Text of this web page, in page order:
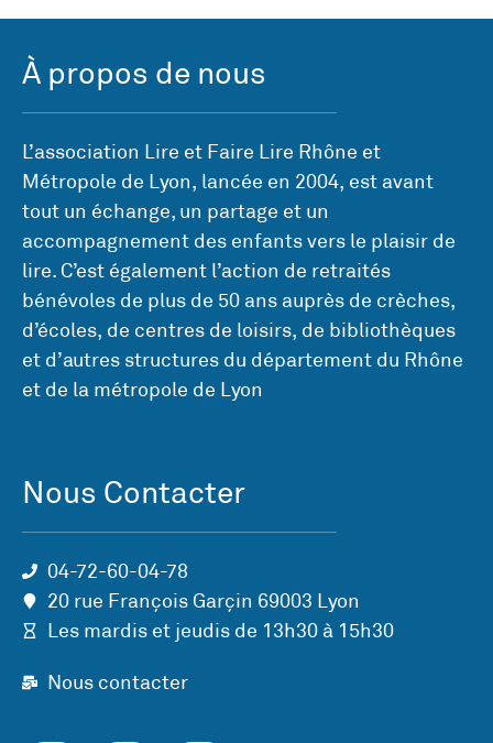
À propos de nous
L’association Lire et Faire Lire Rhône et
Métropole de Lyon, lancée en 2004, est avant
tout un échange, un partage et un
accompagnement des enfants vers le plaisir de
lire. C’est également l’action de retraités
bénévoles de plus de 50 ans auprès de crèches,
d’écoles, de centres de loisirs, de bibliothèques
et d’autres structures du département du Rhône
et de la métropole de Lyon
Nous Contacter
04-72-60-04-78
20 rue François Garçin 69003 Lyon
Les mardis et jeudis de 13h30 à 15h30
Nous contacter